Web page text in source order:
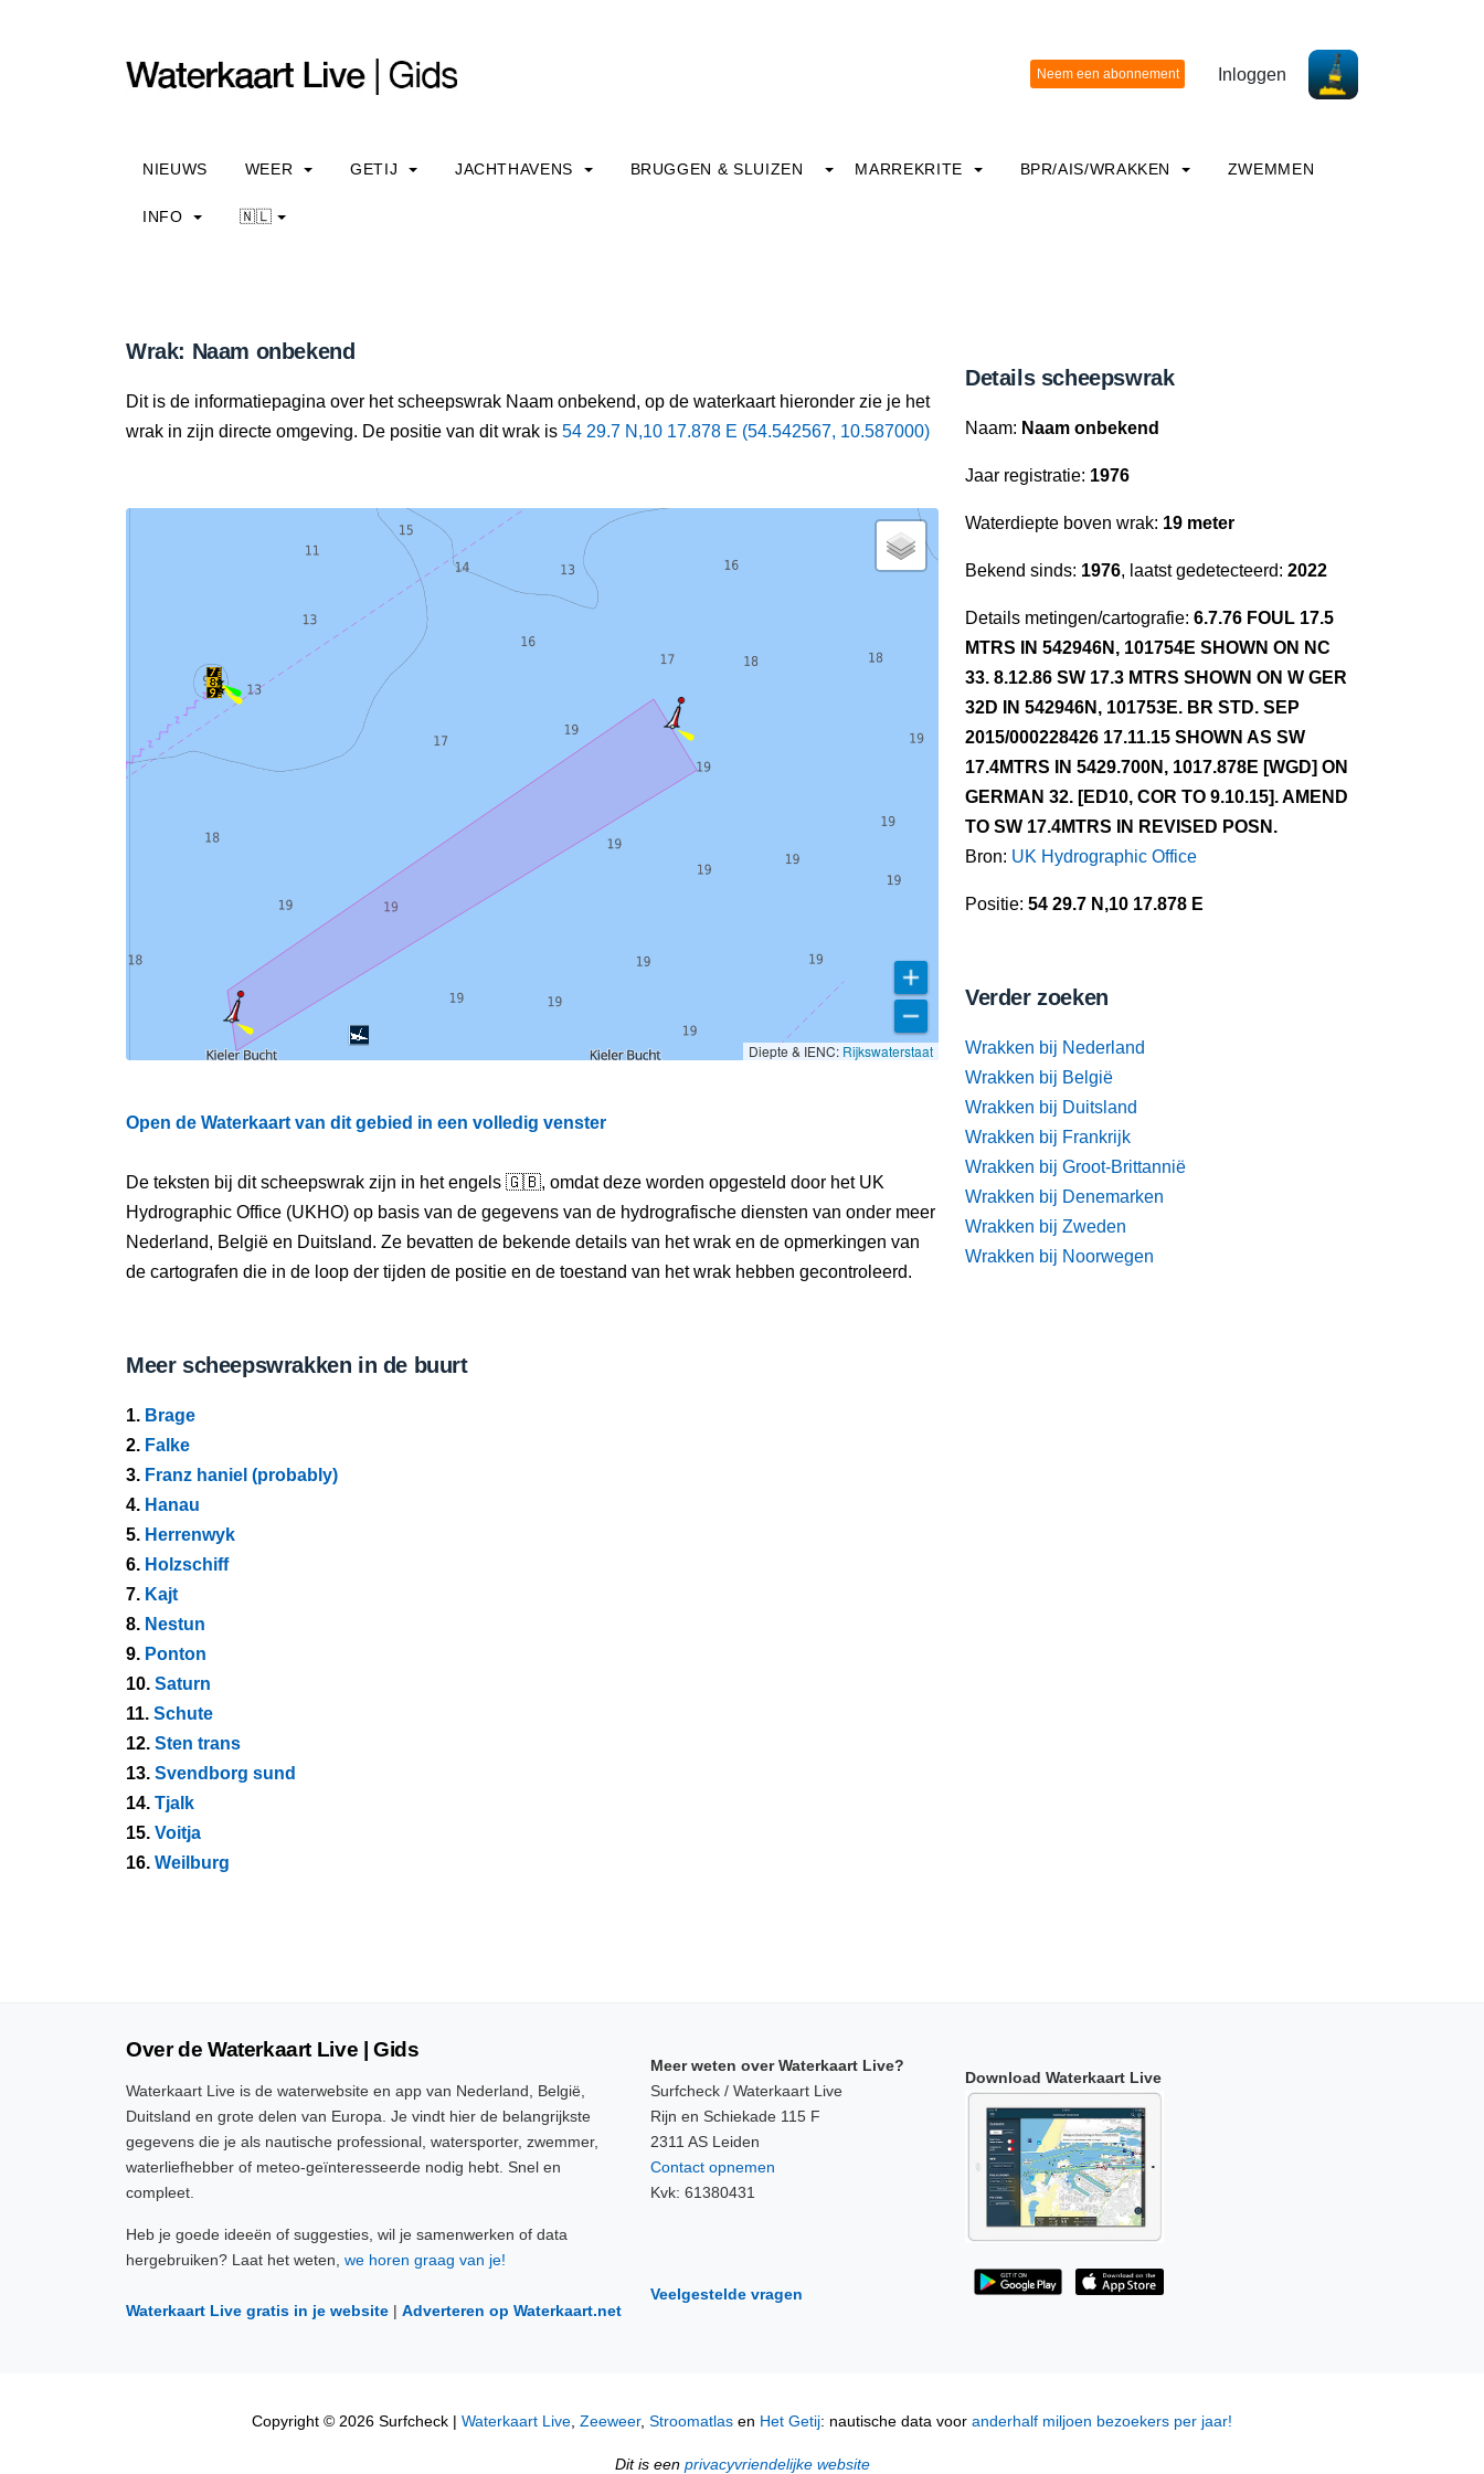
Inloggen
NIEUWS WEER GETIJ JACHTHAVENS BRUGGEN & SLUIZEN MARREKRITE BPR/AIS/WRAKKEN ZWEMMEN
INFO 🇳🇱
Wrak: Naam onbekend
Dit is de informatiepagina over het scheepswrak Naam onbekend, op de waterkaart hieronder zie je het
wrak in zijn directe omgeving. De positie van dit wrak is 54 29.7 N,10 17.878 E (54.542567, 10.587000)
Diepte & IENC: Rijkswaterstaat
Open de Waterkaart van dit gebied in een volledig venster
De teksten bij dit scheepswrak zijn in het engels 🇬🇧, omdat deze worden opgesteld door het UK
Hydrographic Office (UKHO) op basis van de gegevens van de hydrografische diensten van onder meer
Nederland, België en Duitsland. Ze bevatten de bekende details van het wrak en de opmerkingen van
de cartografen die in de loop der tijden de positie en de toestand van het wrak hebben gecontroleerd.
Meer scheepswrakken in de buurt
1. Brage
2. Falke
3. Franz haniel (probably)
4. Hanau
5. Herrenwyk
6. Holzschiff
7. Kajt
8. Nestun
9. Ponton
10. Saturn
11. Schute
12. Sten trans
13. Svendborg sund
14. Tjalk
15. Voitja
16. Weilburg
Details scheepswrak
Naam: Naam onbekend
Jaar registratie: 1976
Waterdiepte boven wrak: 19 meter
Bekend sinds: 1976, laatst gedetecteerd: 2022
Details metingen/cartografie: 6.7.76 FOUL 17.5
MTRS IN 542946N, 101754E SHOWN ON NC
33. 8.12.86 SW 17.3 MTRS SHOWN ON W GER
32D IN 542946N, 101753E. BR STD. SEP
2015/000228426 17.11.15 SHOWN AS SW
17.4MTRS IN 5429.700N, 1017.878E [WGD] ON
GERMAN 32. [ED10, COR TO 9.10.15]. AMEND
TO SW 17.4MTRS IN REVISED POSN.
Bron: UK Hydrographic Office
Positie: 54 29.7 N,10 17.878 E
Verder zoeken
Wrakken bij Nederland
Wrakken bij België
Wrakken bij Duitsland
Wrakken bij Frankrijk
Wrakken bij Groot-Brittannië
Wrakken bij Denemarken
Wrakken bij Zweden
Wrakken bij Noorwegen
Over de Waterkaart Live | Gids
Waterkaart Live is de waterwebsite en app van Nederland, België,
Duitsland en grote delen van Europa. Je vindt hier de belangrijkste
gegevens die je als nautische professional, watersporter, zwemmer,
waterliefhebber of meteo-geïnteresseerde nodig hebt. Snel en
compleet.
Heb je goede ideeën of suggesties, wil je samenwerken of data
hergebruiken? Laat het weten, we horen graag van je!
Waterkaart Live gratis in je website | Adverteren op Waterkaart.net
Meer weten over Waterkaart Live?
Surfcheck / Waterkaart Live
Rijn en Schiekade 115 F
2311 AS Leiden
Contact opnemen
Kvk: 61380431
Veelgestelde vragen
Download Waterkaart Live
Copyright © 2026 Surfcheck | Waterkaart Live, Zeeweer, Stroomatlas en Het Getij: nautische data voor anderhalf miljoen bezoekers per jaar!
Dit is een privacyvriendelijke website